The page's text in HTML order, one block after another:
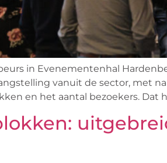
in Evenementenhal
vanuit de sector, met
en het aantal bezoekers. Dat